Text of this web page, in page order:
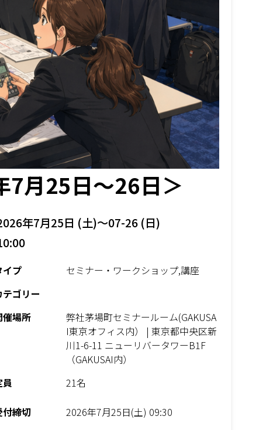
7月25日～26日＞
年7月25日 (土)～07-26 (日)
イプ
セミナー・ワークショップ,講座
テゴリー
催場所
弊社茅場町セミナールーム(GAKUSA
I東京オフィス内） | 東京都中央区新
川1-6-11 ニューリバータワーB1F
（GAKUSAI内）
員
21名
付締切
2026年7月25日(土) 09:30